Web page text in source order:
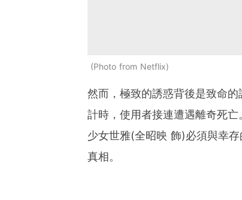
Photo from Netflix
然而，極致的誘惑背後是致命
計時，使用者接連遭遇離奇死
少女世雅(全昭映 飾)必須與幸
真相。